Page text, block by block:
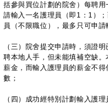
括參與買位計劃的院舍）每聘
請輸入一名護理員（即1：1）
員（不限職位），最多只可申
（三）院舍提交申請時，須證
聘本地人手，但未能填補空缺
薪金，而輸入護理員的薪金不
數；
（四）成功經特別計劃輸入護